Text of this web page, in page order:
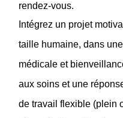
rendez-vous.
Intégrez un projet
taille humaine, dans
médicale et
aux soins et une
de travail flexible (plein